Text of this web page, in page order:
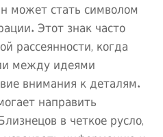
может стать символом
Этот знак часто
рассеянности, когда
между идеями
внимания к деталям.
направить
в четкое русло,